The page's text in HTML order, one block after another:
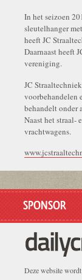
In het seizoen
sleutelhanger
heeft JC
Daarnaast heeft
vereniging.
JC
voorbehandelen
behandelt onder
Naast het straal-
vrachtwagens.
SPONSOR
Deze website